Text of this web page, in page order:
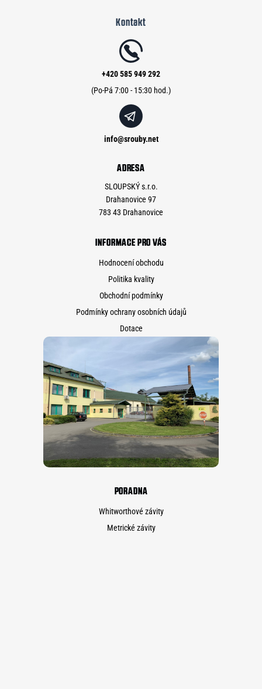
Kontakt
info@srouby.net
+420 585 949 292
ADRESA
SLOUPSKÝ s.r.o.
Drahanovice 97
783 43 Drahanovice
INFORMACE PRO VÁS
Hodnocení obchodu
Politika kvality
Obchodní podmínky
Podmínky ochrany osobních údajů
Dotace
PORADNA
Whitworthové závity
Metrické závity